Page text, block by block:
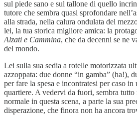
sul piede sano e sul tallone di quello
tutore che sembra quasi sprofondare
alla strada, nella calura ondulata del
lei, la tua storica migliore amica: la
Alzati e Cammina, che da decenni se ne
del mondo.
Lei sulla sua sedia a rotelle motorizzata
azzoppata: due donne “in gamba” (ha!),
per fare la spesa e incontratesi per caso in
quartiere. A vedervi da fuori, sembra tutto
normale in questa scena, a parte la sua
disperazione, che finora non ha ancora